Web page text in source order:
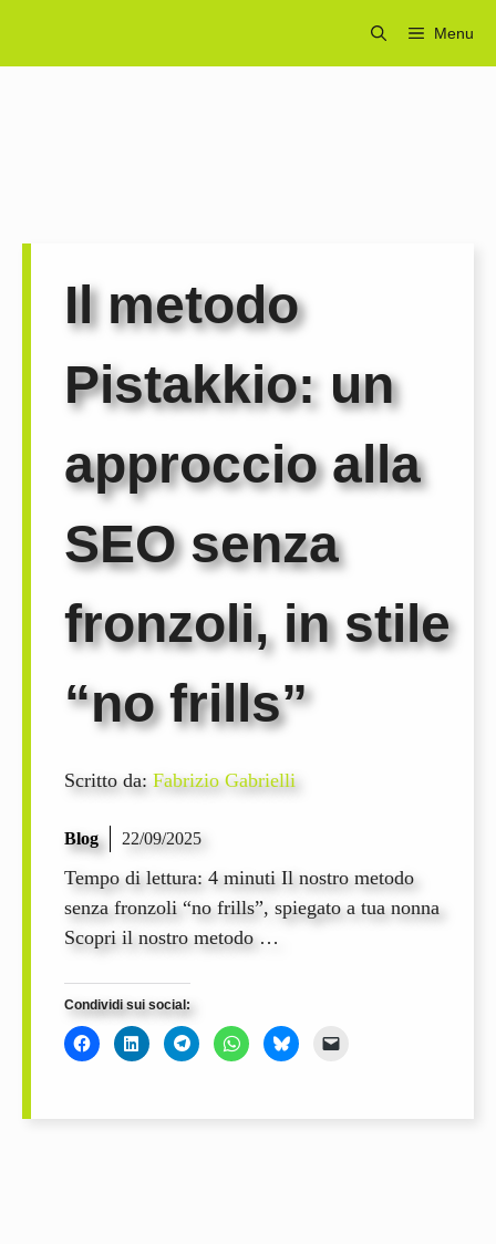
contenuto
Menu
Il metodo
Pistakkio: un
approccio alla
SEO senza
fronzoli, in stile
“no frills”
Scritto da: Fabrizio Gabrielli
Blog 22/09/2025
Tempo di lettura: 4 minuti Il nostro metodo
senza fronzoli “no frills”, spiegato a tua nonna
Scopri il nostro metodo …
Condividi sui social: